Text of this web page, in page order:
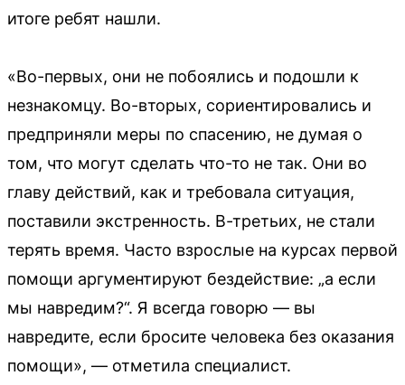
итоге ребят нашли.
«Во-первых, они не побоялись и подошли к
незнакомцу. Во-вторых, сориентировались и
предприняли меры по спасению, не думая о
том, что могут сделать что-то не так. Они во
главу действий, как и требовала ситуация,
поставили экстренность. В-третьих, не стали
терять время. Часто взрослые на курсах первой
помощи аргументируют бездействие: „а если
мы навредим?“. Я всегда говорю — вы
навредите, если бросите человека без оказания
помощи», — отметила специалист.